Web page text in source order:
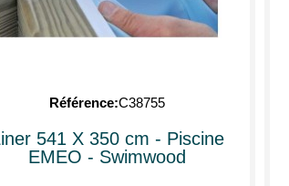
Référence C38755
541 X 350 cm - Piscine
EMEO - Swimwood